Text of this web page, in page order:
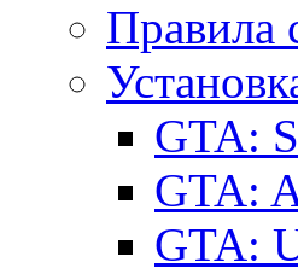
Правила
GTA:
GTA:
GTA: